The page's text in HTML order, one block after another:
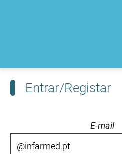
Entrar/Registar
E-mail